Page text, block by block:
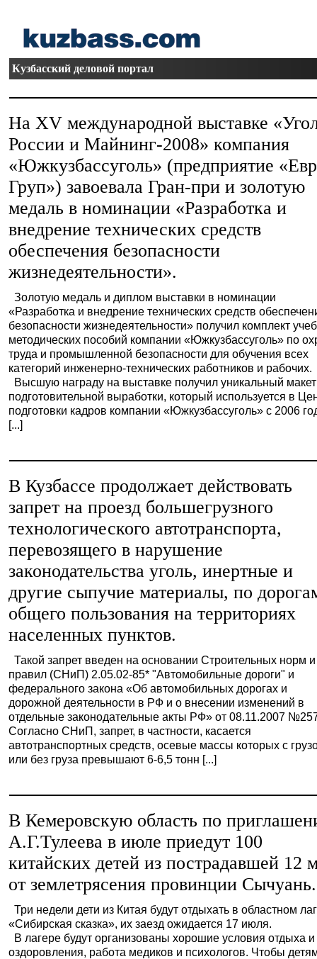
Кузбасский деловой портал
На XV международной выставке
России и Майнинг-2008» компания
«Южкузбассуголь» (предприятие
Груп») завоевала Гран-при и золотую
медаль в номинации «Разработка и
внедрение технических средств
обеспечения безопасности
жизнедеятельности».
Золотую медаль и диплом выставки в номинации
«Разработка и внедрение технических средств
безопасности жизнедеятельности» получил комплект
методических пособий компании «Южкузбассуголь» по
труда и промышленной безопасности для обучения всех
категорий инженерно-технических работников и рабочих.
Высшую награду на выставке получил уникальный макет
подготовительной выработки, который используется в
подготовки кадров компании «Южкузбассуголь» с 2006
[...]
В Кузбассе продолжает действовать
запрет на проезд большегрузного
технологического автотранспорта,
перевозящего в нарушение
законодательства уголь, инертные и
другие сыпучие материалы, по
общего пользования на территориях
населенных пунктов.
Такой запрет введен на основании Строительных норм и
правил (СНиП) 2.05.02-85* "Автомобильные дороги" и
федерального закона «Об автомобильных дорогах и
дорожной деятельности в РФ и о внесении изменений в
отдельные законодательные акты РФ» от 08.11.2007
Согласно СНиП, запрет, в частности, касается
автотранспортных средств, осевые массы которых с
или без груза превышают 6-6,5 тонн [...]
В Кемеровскую область по
А.Г.Тулеева в июле приедут 100
китайских детей из пострадавшей 12
от землетрясения провинции Сычуань.
Три недели дети из Китая будут отдыхать в областном
«Сибирская сказка», их заезд ожидается 17 июля.
В лагере будут организованы хорошие условия отдыха и
оздоровления, работа медиков и психологов. Чтобы